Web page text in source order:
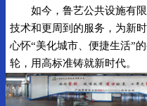
如今，鲁艺公共设施有
技术和更周到的服务，为新
心怀“美化城市、便捷生活”
轮，用高标准铸就新时代。